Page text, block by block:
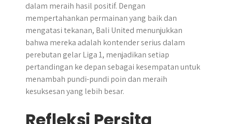
dalam meraih hasil positif. Dengan
mempertahankan permainan yang baik dan
mengatasi tekanan, Bali United menunjukkan
bahwa mereka adalah kontender serius dalam
perebutan gelar Liga 1, menjadikan setiap
pertandingan ke depan sebagai kesempatan untuk
menambah pundi-pundi poin dan meraih
kesuksesan yang lebih besar.